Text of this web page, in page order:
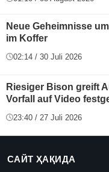
Neue Geheimnisse
im Koffer
02:14 / 30 Juli 2026
Riesiger Bison greift
Vorfall auf Video
23:40 / 27 Juli 2026
САЙТ ҲАҚИДА